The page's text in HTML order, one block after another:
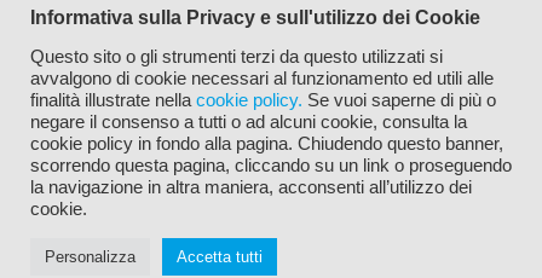
Lun: 09.30-12.30, 16.00-19.00
Mar: 09.30-12.30, 16.00-19.00
Mer: 09.30-12.30, 16.00-19.00
Gio: 09.30-12.30, 16.00-19.00
Ven: 09.30-12.30, 16.00-19.00
Informativa sulla Privacy e sull'utilizzo dei Cookie
Questo sito o gli strumenti terzi da questo utilizzati si
avvalgono di cookie necessari al funzionamento ed utili alle
finalità illustrate nella cookie policy. Se vuoi saperne di più o
negare il consenso a tutti o ad alcuni cookie, consulta la
cookie policy in fondo alla pagina. Chiudendo questo banner,
scorrendo questa pagina, cliccando su un link o proseguendo
la navigazione in altra maniera, acconsenti all’utilizzo dei
cookie.
Personalizza Accetta tutti